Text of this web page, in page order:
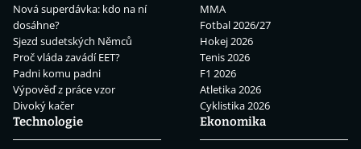
Nová superdávka: kdo na ní
dosáhne?
Sjezd sudetských Němců
Proč vláda zavádí EET?
Padni komu padni
Výpověď z práce vzor
Divoký kačer
MMA
Fotbal 2026/27
Hokej 2026
Tenis 2026
F1 2026
Atletika 2026
Cyklistika 2026
Technologie
Ekonomika